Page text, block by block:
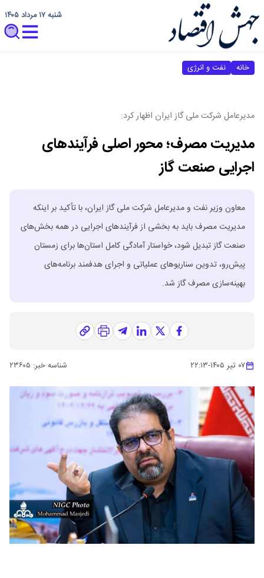
شنبه ۱۷ مرداد ۱۴۰۵
خانه نفت و انرژی
مدیرعامل شرکت ملی گاز ایران اظهار کرد:
مدیریت مصرف؛ محور اصلی فرآیندهای
اجرایی صنعت گاز
معاون وزیر نفت و مدیرعامل شرکت ملی گاز ایران، با تأکید بر اینکه
مدیریت مصرف باید به بخشی از فرآیندهای اجرایی در همه بخش‌های
صنعت گاز تبدیل شود، خواستار آمادگی کامل استان‌ها برای زمستان
پیش‌رو، تدوین سناریوهای عملیاتی و اجرای هدفمند برنامه‌های
بهینه‌سازی مصرف گاز شد.
۰۷ تیر ۱۴۰۵ -۲۲:۱۳ شناسه خبر: ۲۳۶۰۵